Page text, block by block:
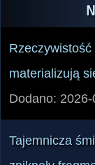
materializują
Dodano:
Tajemnicza